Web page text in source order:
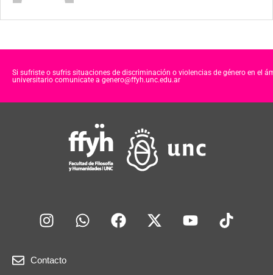
Si sufriste o sufris situaciones de discriminación o violencias de género en el
universitario comunicate a genero@ffyh.unc.edu.ar
Contacto